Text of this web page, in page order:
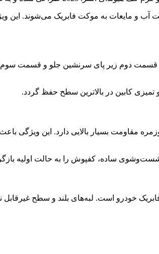
و مایعات به موکت فابریک می‌شوند. این
پای راننده، قسمت دوم زیر پای سرنشین جلو و
کابین در بالاترین سطح حفظ گردد.
مقاومت بسیار بالایی دارد. این ویژگی
ساده، کفپوش را به حالت اولیه
2023، جلوگیری از نفوذ آب و مایعات به کف فابریک خودرو